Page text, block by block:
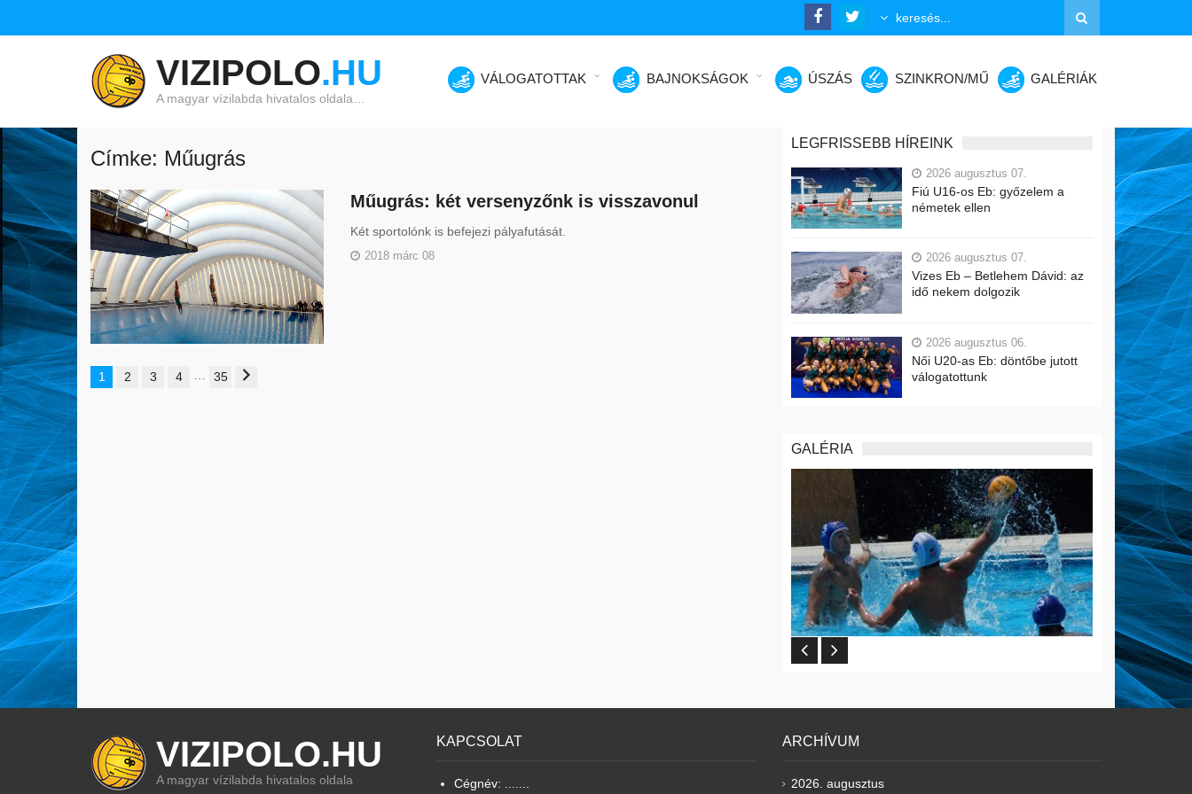
VIZIPOLO.HU
A magyar vízilabda hivatalos oldala…
VÁLOGATOTTAK BAJNOKSÁGOK ÚSZÁS SZINKRON/MŰ GALÉRIÁK
Címke: Műugrás
Műugrás: két versenyzőnk is visszavonul
Két sportolónk is befejezi pályafutását.
2018 márc 08
1 2 3 4 … 35
LEGFRISSEBB HÍREINK
2026 augusztus 07.
Fiú U16-os Eb: győzelem a
németek ellen
2026 augusztus 07.
Vizes Eb – Betlehem Dávid: az
idő nekem dolgozik
2026 augusztus 06.
Női U20-as Eb: döntőbe jutott
válogatottunk
GALÉRIA
VIZIPOLO.HU
A magyar vízilabda hivatalos oldala
KAPCSOLAT
Cégnév: .......
ARCHÍVUM
2026. augusztus